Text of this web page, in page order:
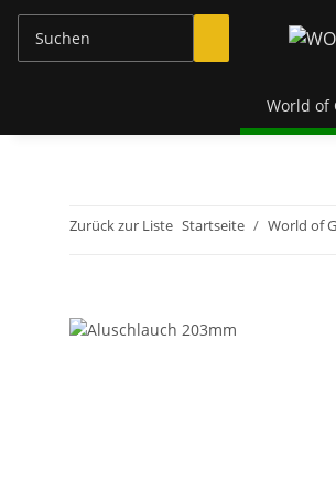
World of
Zurück zur Liste Startseite World of